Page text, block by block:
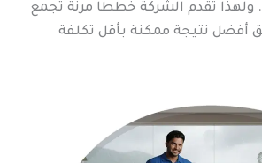
ولهذا تقدم الشركة خططاً مرنة تجمع
أفضل نتيجة ممكنة بأقل تكلفة